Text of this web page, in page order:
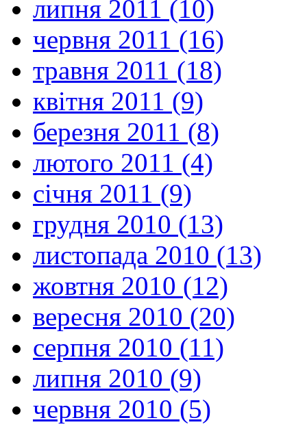
липня 2011 (10)
червня 2011 (16)
травня 2011 (18)
квітня 2011 (9)
березня 2011 (8)
лютого 2011 (4)
січня 2011 (9)
грудня 2010 (13)
листопада 2010 (13)
жовтня 2010 (12)
вересня 2010 (20)
серпня 2010 (11)
липня 2010 (9)
червня 2010 (5)